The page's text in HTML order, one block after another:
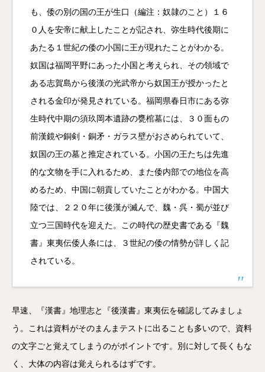
も、倭の別の国の王が生口（編注：奴隷のこと）１６
０人を安帝に献上したことが記され、弥生時代後期に
あたる１世紀の倭の小国に王が現れたことがわかる。
奴国は福岡平野にあった小国と考えられ、その領域で
ある志賀島から後漢の光武帝から奴国王が授かったと
される金印が発見されている。福岡県春日市にある弥
生時代中期の須玖岡本遺跡の甕棺墓には、３０面もの
前漢鏡や銅剣・銅矛・ガラス壁がおさめられていて、
奴国の王の墓と推定されている。小国の王たちは先進
的な文物を手に入れるため、また倭内部での地位を高
めるため、中国に朝貢していたことがわかる。中国大
陸では、２２０年に後漢が滅んで、魏・呉・蜀が並び
立つ三国時代を迎えた。この時代の歴史書である『魏
書』東夷伝倭人条には、３世紀の倭の情勢が詳しく記
されている。
早速、『漢書』地理志と『後漢書』東夷伝を確認してみましょ
う。これは資料がそのまんまテストに出ることも多いので、資料
の文字ごと覚えてしまうのがポイントです。別に対して長くもな
く、大体の内容は覚えられるはずです。